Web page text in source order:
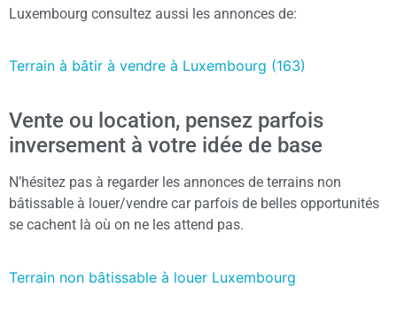
Luxembourg consultez aussi les annonces de:
Terrain à bâtir à vendre à Luxembourg (163)
Vente ou location, pensez parfois
inversement à votre idée de base
N’hésitez pas à regarder les annonces de terrains non
bâtissable à louer/vendre car parfois de belles opportunités
se cachent là où on ne les attend pas.
Terrain non bâtissable à louer Luxembourg